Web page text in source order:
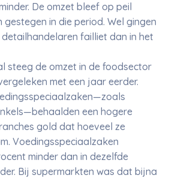
De omzet bleef op peil
in die period. Wel gingen
failliet dan in het
steeg de omzet in de foodsector
met een jaar eerder.
een hogere
gold dat hoeveel ze
Voedingsspeciaalzaken
minder dan in dezelfde
Bij supermarkten was dat bijna